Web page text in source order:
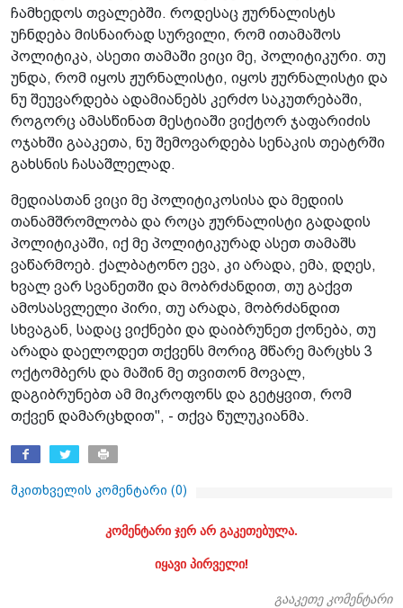
ჩამხედოს თვალებში. როდესაც ჟურნალისტს
უჩნდება მისნაირად სურვილი, რომ ითამაშოს
პოლიტიკა, ასეთი თამაში ვიცი მე, პოლიტიკური. თუ
უნდა, რომ იყოს ჟურნალისტი, იყოს ჟურნალისტი და
ნუ შეუვარდება ადამიანებს კერძო საკუთრებაში,
როგორც ამასწინათ მესტიაში ვიქტორ ჯაფარიძის
ოჯახში გააკეთა, ნუ შემოვარდება სენაკის თეატრში
გახსნის ჩასაშლელად.
მედიასთან ვიცი მე პოლიტიკოსისა და მედიის
თანამშრომლობა და როცა ჟურნალისტი გადადის
პოლიტიკაში, იქ მე პოლიტიკურად ასეთ თამაშს
ვაწარმოებ. ქალბატონო ევა, კი არადა, ემა, დღეს,
ხვალ ვარ სვანეთში და მობრძანდით, თუ გაქვთ
ამოსასვლელი პირი, თუ არადა, მობრძანდით
სხვაგან, სადაც ვიქნები და დაიბრუნეთ ქონება, თუ
არადა დაელოდეთ თქვენს მორიგ მწარე მარცხს 3
ოქტომბერს და მაშინ მე თვითონ მოვალ,
დაგიბრუნებთ ამ მიკროფონს და გეტყვით, რომ
თქვენ დამარცხდით", - თქვა წულუკიანმა.
მკითხველის კომენტარი (0)
კომენტარი ჯერ არ გაკეთებულა.
იყავი პირველი!
გააკეთე კომენტარი